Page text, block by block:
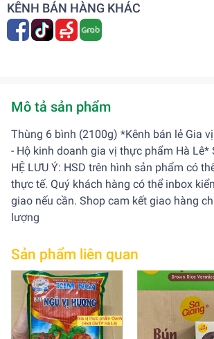
KÊNH BÁN HÀNG KHÁC
Mô tả sản phẩm
Thùng 6 bình (2100g) *Kênh bán lẻ Gia
- Hộ kinh doanh gia vị thực phẩm Hà Lê*
HỆ LƯU Ý: HSD trên hình sản phẩm có
thực tế. Quý khách hàng có thể inbox
giao nếu cần. Shop cam kết giao hàng
lượng
Sản phẩm liên quan